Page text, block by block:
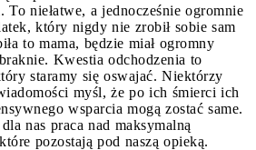
To niełatwe, a jednocześnie ogromnie
który nigdy nie zrobił sobie sam
to mama, będzie miał ogromny
Kwestia odchodzenia to
staramy się oswajać. Niektórzy
myśl, że po ich śmierci ich
wsparcia mogą zostać same.
nas praca nad maksymalną
pozostają pod naszą opieką.